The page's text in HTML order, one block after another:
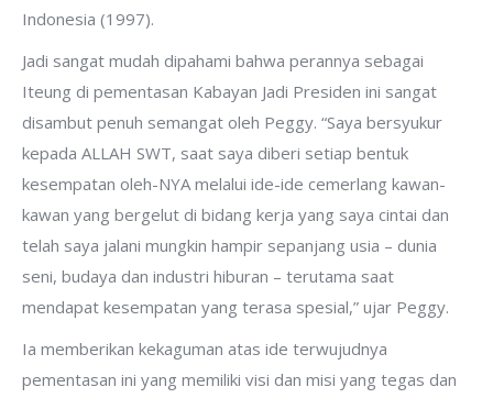
Indonesia (1997).
Jadi sangat mudah dipahami bahwa perannya sebagai
Iteung di pementasan Kabayan Jadi Presiden ini sangat
disambut penuh semangat oleh Peggy. “Saya bersyukur
kepada ALLAH SWT, saat saya diberi setiap bentuk
kesempatan oleh-NYA melalui ide-ide cemerlang kawan-
kawan yang bergelut di bidang kerja yang saya cintai dan
telah saya jalani mungkin hampir sepanjang usia – dunia
seni, budaya dan industri hiburan – terutama saat
mendapat kesempatan yang terasa spesial,” ujar Peggy.
Ia memberikan kekaguman atas ide terwujudnya
pementasan ini yang memiliki visi dan misi yang tegas dan